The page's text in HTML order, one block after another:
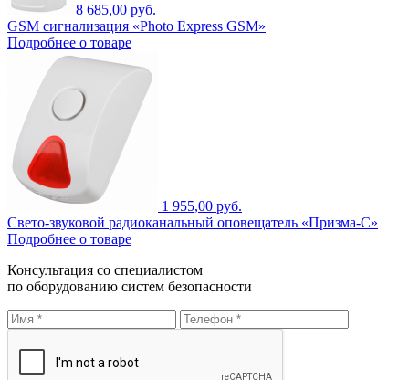
8 685,00 руб.
GSM сигнализация «Photo Express GSM»
Подробнее о товаре
1 955,00 руб.
Свето-звуковой радиоканальный оповещатель «Призма-С»
Подробнее о товаре
Консультация со специалистом
по оборудованию систем безопасности